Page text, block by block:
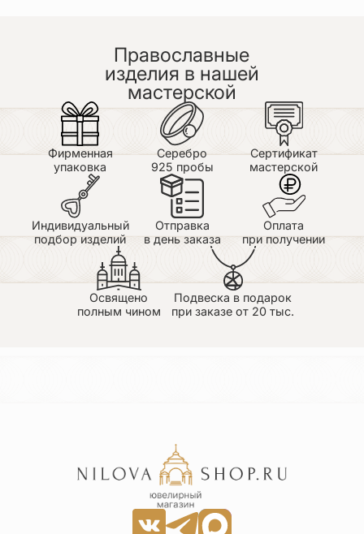
Православные
изделия в нашей
мастерской
Фирменная
упаковка
Серебро
925 пробы
Сертификат
мастерской
Индивидуальный
подбор изделий
Отправка
в день заказа
Оплата
при получении
Освящено
полным чином
Подвеска в подарок
при заказе от 20 тыс.